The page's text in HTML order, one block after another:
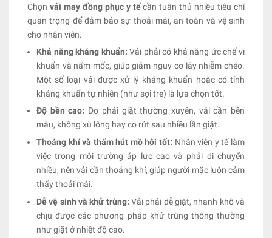
Chọn vải may đồng phục y tếcần tuân thủ nhiều tiêu chí
quan trọng để đảm bảo sự thoải mái, an toàn và vệ sinh
cho nhân viên.
Khả năng kháng khuẩn:Vải phải có khả năng ức chế vi
khuẩn và nấm mốc, giúp giảm nguy cơ lây nhiễm chéo.
Một số loại vải được xử lý kháng khuẩn hoặc có tính
kháng khuẩn tự nhiên (như sợi tre) là lựa chọn tốt.
Độ bền cao: Do phải giặt thường xuyên, vải cần bền
màu, không xù lông hay co rút sau nhiều lần giặt.
Thoáng khí và thấm hút mồ hôi tốt: Nhân viên y tế làm
việc trong môi trường áp lực cao và phải di chuyển
nhiều, nên vải cần thoáng khí, giúp người mặc luôn cảm
thấy thoải mái.
Dễ vệ sinh và khử trùng: Vải phải dễ giặt, nhanh khô và
chịu được các phương pháp khử trùng thông thường
như giặt ở nhiệt độ cao.